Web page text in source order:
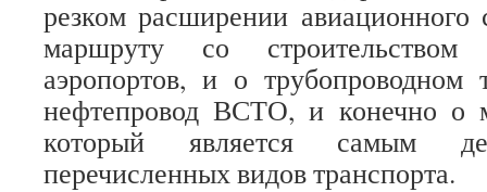
резком расширении
маршруту со
аэропортов, и о трубопроводном
нефтепровод ВСТО, и конечно о
который является самым
перечисленных видов транспорта.